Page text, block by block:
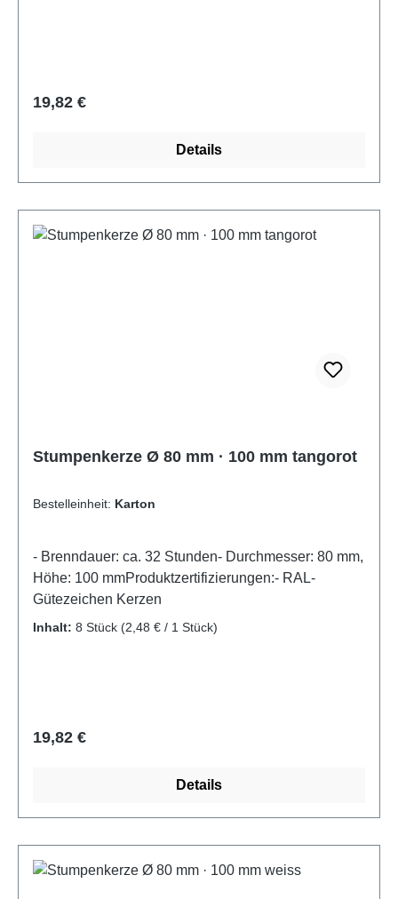
Regulärer Preis:
19,82 €
Details
Stumpenkerze Ø 80 mm · 100 mm tangorot
Bestelleinheit: Karton
- Brenndauer: ca. 32 Stunden- Durchmesser: 80 mm,
Höhe: 100 mmProduktzertifizierungen:- RAL-
Gütezeichen Kerzen
Inhalt: 8 Stück (2,48 € / 1 Stück)
Regulärer Preis:
19,82 €
Details